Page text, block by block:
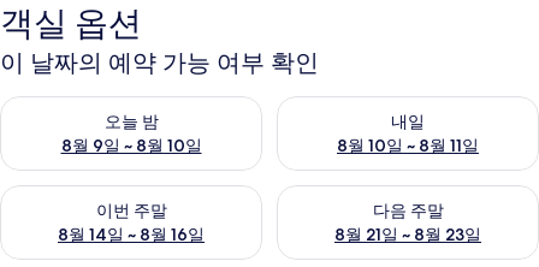
객실 옵션
이 날짜의 예약 가능 여부 확인
오늘 밤
8월 9일 ~ 8월 10일
오늘 밤 예약 가능 여부 확인, 8월 9일 ~ 8월 10일
내일
8월 10일 ~ 8월 11일
내일 예약 가능 여부 확인, 8월
이번 주말
8월 14일 ~ 8월 16일
이번 주말 예약 가능 여부 확인, 8월 14일 ~ 8월 16일
다음 주말
8월 21일 ~ 8월 23일
다음 주말 예약 가능 여부 확인